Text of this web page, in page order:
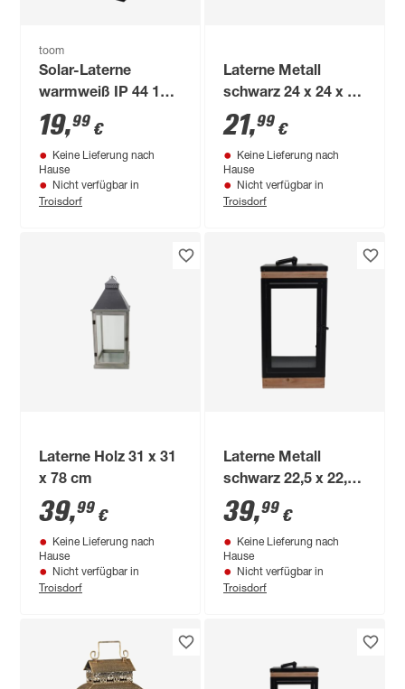
toom
Solar-Laterne
warmweiß IP 44 15 x
30,2 x 15 cm
19,99 €
Keine Lieferung nach
Hause
Nicht verfügbar in
Troisdorf
Laterne Metall
schwarz 24 x 24 x 53
cm
21,99 €
Keine Lieferung nach
Hause
Nicht verfügbar in
Troisdorf
Laterne Holz 31 x 31
x 78 cm
39,99 €
Keine Lieferung nach
Hause
Nicht verfügbar in
Troisdorf
Laterne Metall
schwarz 22,5 x 22,5
x 45 cm
39,99 €
Keine Lieferung nach
Hause
Nicht verfügbar in
Troisdorf